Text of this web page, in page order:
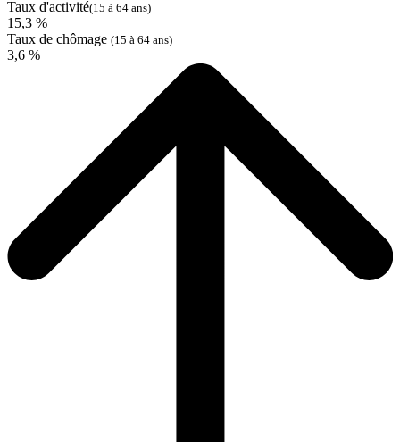
Taux d'activité(15 à 64 ans)
15,3 %
Taux de chômage (15 à 64 ans)
3,6 %